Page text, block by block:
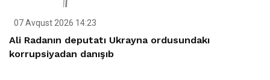
07 Avqust 2026 14:23
Ali Radanın deputatı Ukrayna ordusundakı
korrupsiyadan danışıb